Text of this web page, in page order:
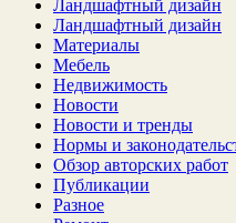
Ландшафтный дизайн
Ландшафтный дизайн
Материалы
Мебель
Недвижимость
Новости
Новости и тренды
Нормы и
Обзор авторских работ
Публикации
Разное